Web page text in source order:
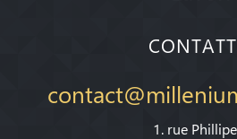
1. rue